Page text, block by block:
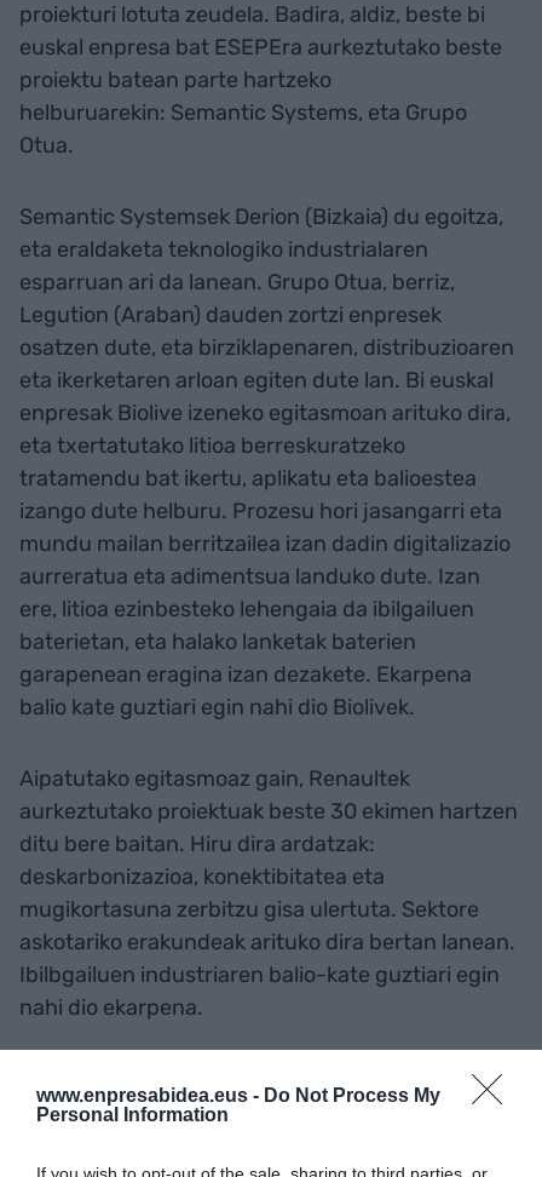
www.enpresabidea.eus - Do Not Process My
Personal Information
proiekturi lotuta zeudela. Badira, aldiz, beste bi
euskal enpresa bat ESEPEra aurkeztutako beste
proiektu batean parte hartzeko
helburuarekin: Semantic Systems, eta Grupo
Otua.
Semantic Systemsek Derion (Bizkaia) du egoitza,
eta eraldaketa teknologiko industrialaren
esparruan ari da lanean. Grupo Otua, berriz,
Legution (Araban) dauden zortzi enpresek
osatzen dute, eta birziklapenaren, distribuzioaren
eta ikerketaren arloan egiten dute lan. Bi euskal
enpresak Biolive izeneko egitasmoan arituko dira,
eta txertatutako litioa berreskuratzeko
tratamendu bat ikertu, aplikatu eta balioestea
izango dute helburu. Prozesu hori jasangarri eta
mundu mailan berritzailea izan dadin digitalizazio
aurreratua eta adimentsua landuko dute. Izan
ere, litioa ezinbesteko lehengaia da ibilgailuen
baterietan, eta halako lanketak baterien
garapenean eragina izan dezakete. Ekarpena
balio kate guztiari egin nahi dio Biolivek.
Aipatutako egitasmoaz gain, Renaultek
aurkeztutako proiektuak beste 30 ekimen hartzen
ditu bere baitan. Hiru dira ardatzak:
deskarbonizazioa, konektibitatea eta
mugikortasuna zerbitzu gisa ulertuta. Sektore
askotariko erakundeak arituko dira bertan lanean.
Ibilbgailuen industriaren balio-kate guztiari egin
nahi dio ekarpena.
GehituEnpresaBIDEA Google-ren iturri
hobetsi gisa doan